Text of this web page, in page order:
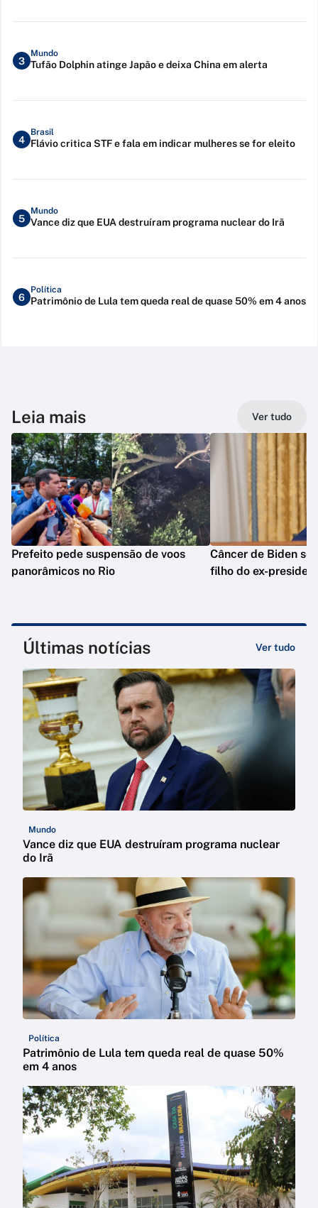
3
Mundo
Tufão Dolphin atinge Japão e deixa China em alerta
4
Brasil
Flávio critica STF e fala em indicar mulheres se for eleito
5
Mundo
Vance diz que EUA destruíram programa nuclear do Irã
6
Política
Patrimônio de Lula tem queda real de quase 50% em 4 anos
Leia mais Ver tudo
Prefeito pede suspensão de voos
panorâmicos no Rio
Câncer de Biden se
filho do ex-
Últimas notícias Ver tudo
Mundo
Vance diz que EUA destruíram programa nuclear
do Irã
Política
Patrimônio de Lula tem queda real de quase 50%
em 4 anos